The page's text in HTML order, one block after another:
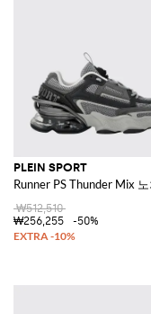
PLEIN SPORT
Runner PS Thunder Mix
₩512,510
₩256,255
-50%